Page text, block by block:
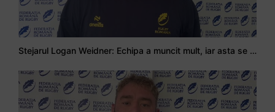
Stejarul Logan Weidner: Echipa a muncit mult, iar asta se va vedea în meciurile de la Nations Cup